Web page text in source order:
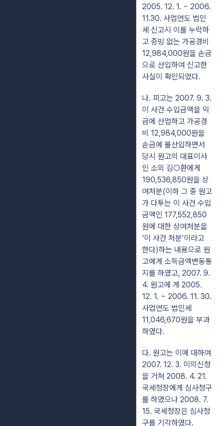
2005. 12. 1. ~ 2006.
11.30. 사업연도 법인
세 신고시 이를 누락하
고 증빙 없는 가공경비
12,984,000원을 손금
으로 산입하여 신고한
사실이 확인되었다.
나. 피고는 2007. 9. 3.
이 사건 수입금액을 익
금에 산업하고 가공경
비 12,984,000원을
손금에 불산입하면서
당시 원고의 대표이사
인 소외 김○환에게
190,536,850원을 상
여처분(이하 그 중 원고
가 다투는 이 사건 수입
금액인 177,552,850
원에 대한 상여처분을
‘이 사건 처분’이라고
한다)하는 내용으로 원
고에게 소득금액변동통
지를 하였고, 2007. 9.
4. 원고에 게 2005.
12. 1. ~ 2006. 11. 30.
사업연도 법인세
11,046,670원을 부과
하였다.
다. 원고는 이에 대하여
2007. 12. 3. 이의신청
을 거쳐 2008. 4. 21.
국세청장에게 심사청구
를 하였으나 2008. 7.
15. 국세청장은 심사청
구를 기각하였다.